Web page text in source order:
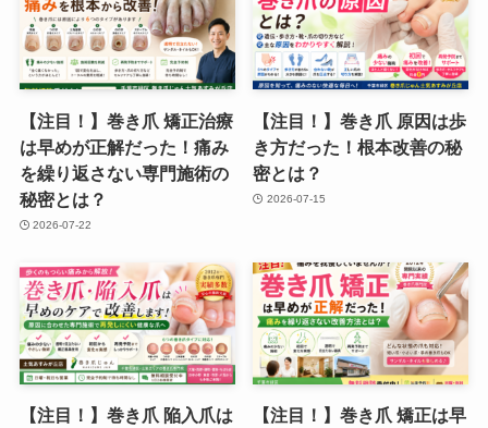
【注目！】巻き爪 矯正治療
は早めが正解だった！痛み
を繰り返さない専門施術の
秘密とは？
2026-07-22
【注目！】巻き爪 原因は歩
き方だった！根本改善の秘
密とは？
2026-07-15
【注目！】巻き爪 陥入爪は
【注目！】巻き爪 矯正は早